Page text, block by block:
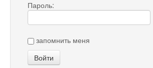
Пароль:
запомнить меня